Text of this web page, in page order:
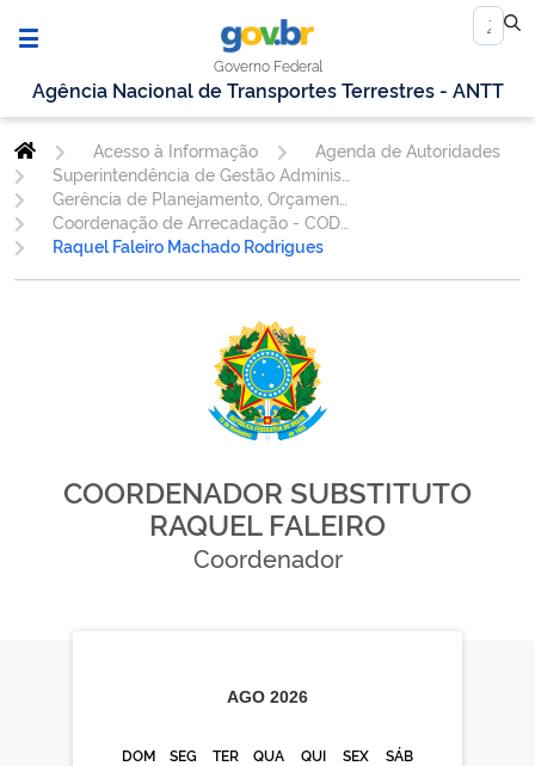
Governo Federal
Agência Nacional de Transportes Terrestres - ANTT
Acesso à Informação
Agenda de Autoridades
Superintendência de Gestão Administrativa
Gerência de Planejamento, Orçamento, Finanças e Contabilidade - GEORF
Coordenação de Arrecadação - CODAR
Raquel Faleiro Machado Rodrigues
COORDENADOR SUBSTITUTO
RAQUEL FALEIRO
Coordenador
AGO 2026
DOM SEG TER QUA QUI SEX SÁB